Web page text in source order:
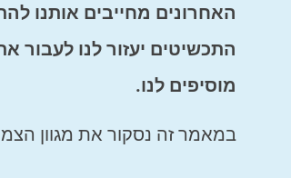
האחרונים מחייבים אותנו
התכשיטים יעזור לנו לעבור
מוסיפים לנו.
במאמר זה נסקור את מגוון